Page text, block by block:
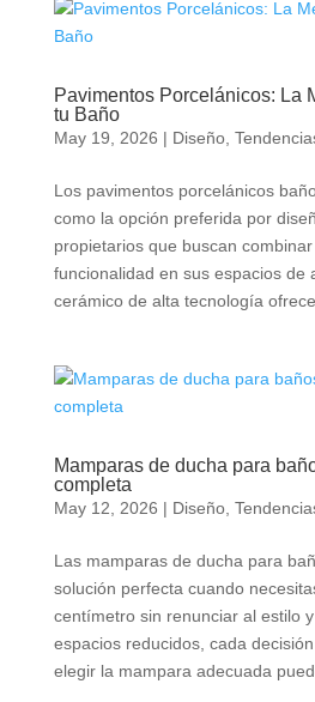
Pavimentos Porcelánicos: La
tu Baño
May 19, 2026 | Diseño,
Los pavimentos porcelánicos
como la opción preferida por
propietarios que buscan
funcionalidad en sus espacios de
cerámico de alta tecnología
Mamparas de ducha para
completa
May 12, 2026 | Diseño,
Las mamparas de ducha para
solución perfecta cuando
centímetro sin renunciar al estilo
espacios reducidos, cada
elegir la mampara adecuada